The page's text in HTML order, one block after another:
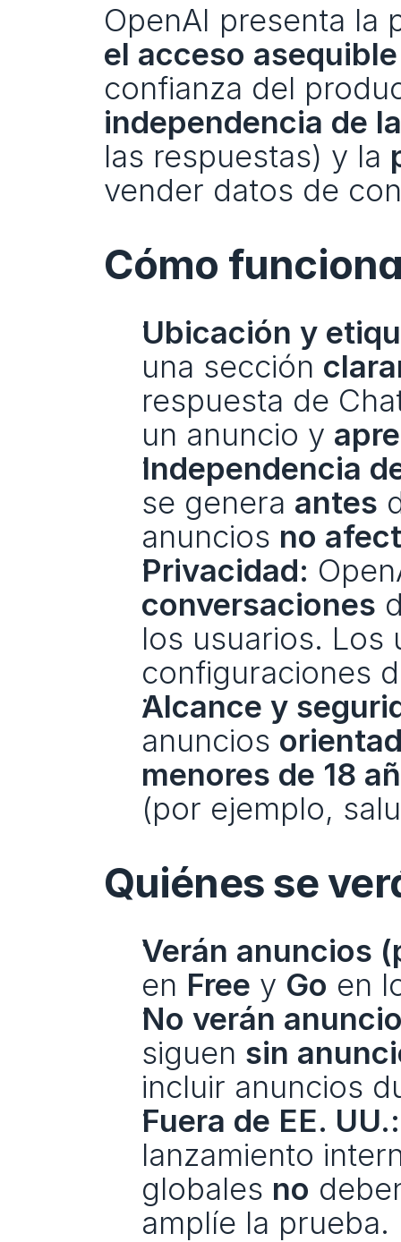
OpenAI presenta la
el acceso asequible
independencia de
las respuestas) y la
vender datos de
Cómo
Ubicación y
una sección
respuesta de
un anuncio y
Independencia
se genera antes
anuncios no
Privacidad:
conversaciones
los usuarios. Los
configuraciones
Alcance y
anuncios
menores de 18
(por ejemplo,
Quiénes se
Verán anuncios
en Free y Go en
No verán
siguen sin
incluir anuncios
Fuera de EE. UU.:
lanzamiento
globales no
amplíe la prueba.